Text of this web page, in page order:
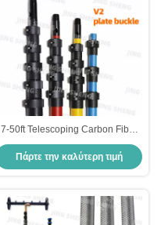
7-50ft Telescoping Carbon Fiber
Pole V2 Board Clamp για πλύση
υπό πίεση, βιομηχανικό
καθαρισμό, καθαρισμό
Πάρτε την καλύτερη τιμή